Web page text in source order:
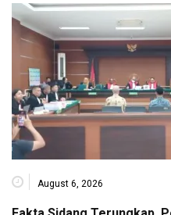
August 6, 2026